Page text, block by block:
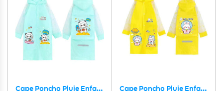
Cape Poncho Pluie Enfant Impermeable Anti Pluie – Vert Cape Poncho Pluie Enfant Impermeable Anti Pluie – Jaune